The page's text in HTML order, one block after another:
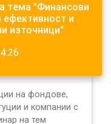
тема "Финансови
ефективност и
източници"
на фондове,
и компании с
на тем